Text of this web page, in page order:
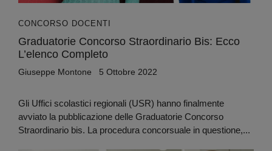
CONCORSO DOCENTI
Graduatorie Concorso Straordinario Bis: Ecco
L’elenco Completo
Giuseppe Montone 5 Ottobre 2022
Gli Uffici scolastici regionali (USR) hanno finalmente
avviato la pubblicazione delle Graduatorie Concorso
Straordinario bis. La procedura concorsuale in questione,...